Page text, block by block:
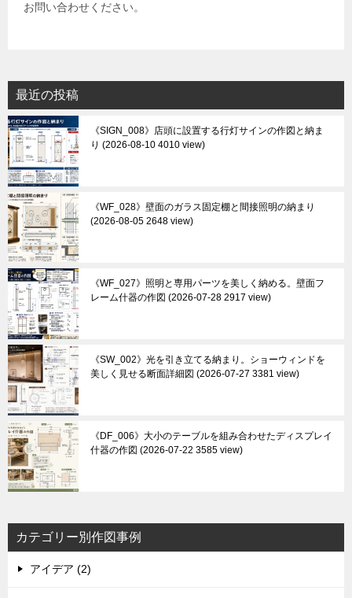
お問い合わせください。
最近の投稿
《SIGN_008》店頭に設置する行灯サインの作図と納ま
り
2026-08-10 4010 view
《WF_028》壁面のガラス固定棚と間接照明の納まり
2026-08-05 2648 view
《WF_027》照明と専用パーツを美しく納める。壁面フ
レーム什器の作図
2026-07-28 2917 view
《SW_002》光を引き立てる納まり。ショーウィンドを
美しく見せる断面詳細図
2026-07-27 3381 view
《DF_006》大小のテーブルを組み合わせたディスプレイ
什器の作図
2026-07-22 3585 view
カテゴリー別作図事例
アイデア (2)